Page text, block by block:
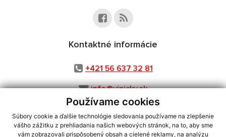
Používame cookies
Súbory cookie a ďalšie technológie sledovania používame na zlepšenie
vášho zážitku z prehliadania našich webových stránok, na to, aby sme
vám zobrazovali prispôsobený obsah a cielené reklamy, na analýzu
Kontaktné informácie
+421 56 637 32 81
info@vinicky.sk
využite možnosť získavania aktuálnych informácií s využitím RSS